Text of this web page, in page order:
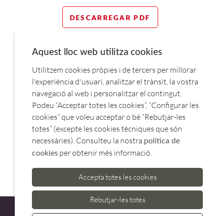
DESCARREGAR PDF
T'INTERESSA?
ET TRUQUEM
VEURE MÉS NOVETATS
Aquest lloc web utilitza cookies
Utilitzem cookies pròpies i de tercers per millorar
l'experiència d'usuari, analitzar el trànsit, la vostra
navegació al web i personalitzar el contingut.
Podeu “Acceptar totes les cookies”, “Configurar les
cookies” que voleu acceptar o bé “Rebutjar-les
totes” (excepte les cookies tècniques que són
necessàries). Consulteu la nostra política de
cookies per obtenir més informació.
Accepta totes les cookies
Rebutjar-les totes